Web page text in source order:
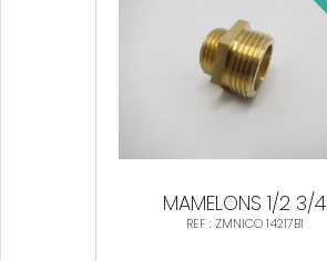
MAMELONS 1/2 3/4
REF : ZMNICO 14217B1